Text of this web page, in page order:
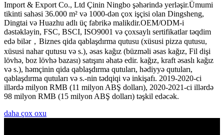
Import & Export Co., Ltd Çinin Ningbo şəhərində yerləşir.Ümumi
tikinti sahəsi 36.000 m² və 1000-dən çox işçisi olan Dingsheng,
Dingtai və Huazhu adlı üç fabrikə malikdir.OEM/ODM-i
dəstəkləyin, FSC, BSCI, ISO9001 və çoxsaylı sertifikatlar təqdim
edə bilər，Biznes qida qablaşdırma qutusu (xüsusi pizza qutusu,
xüsusi nahar qutusu və s.), əsas kağız (büzməli əsas kağız, Fil dişi
lövhə, boz lövhə bazası) satışını əhatə edir. kağız, kraft əsaslı kağız
və s.), həmçinin qida qablaşdırma qutuları, hədiyyə qutuları,
qablaşdırma qutuları və s.-nin tədqiqi və inkişafı. 2019-2020-ci
illərdə milyon RMB (11 milyon ABŞ dolları), 2020-2021-ci illərdə
98 milyon RMB (15 milyon ABŞ dolları) təşkil edəcək.
daha çox oxu